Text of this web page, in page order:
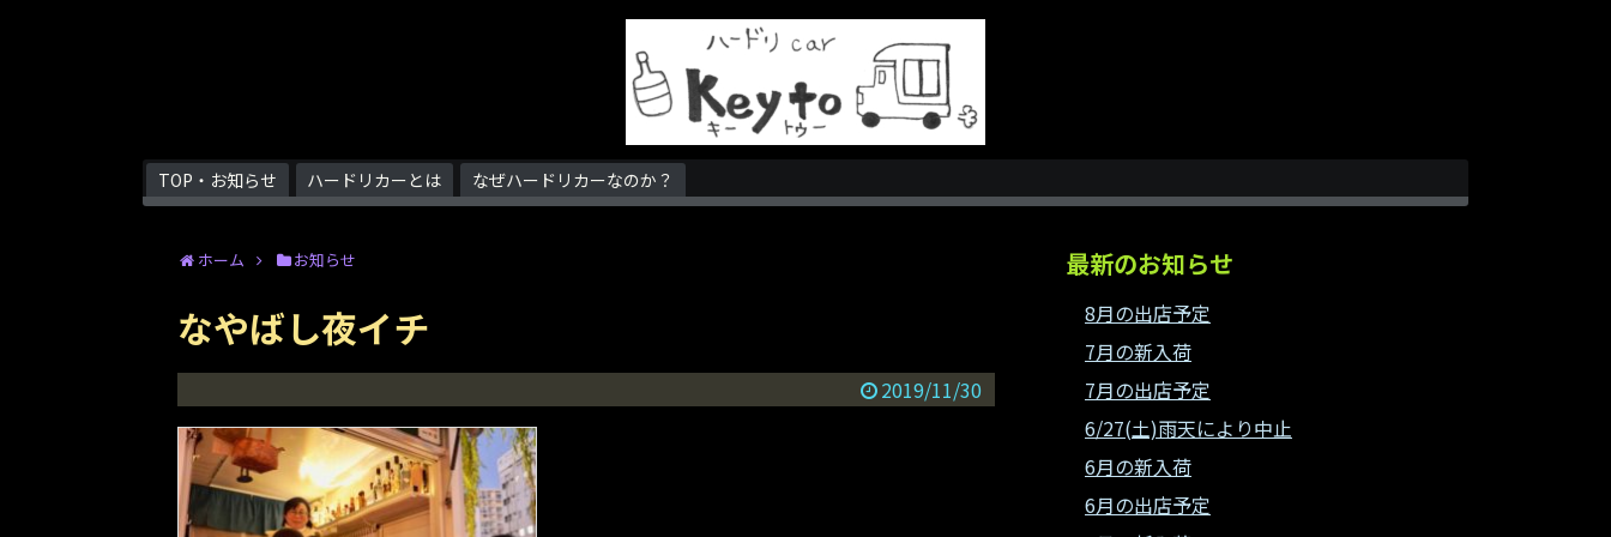
TOP・お知らせ ハードリカーとは なぜハードリカーなのか？
ホーム お知らせ
なやばし夜イチ
2019/11/30
最新のお知らせ
8月の出店予定
7月の新入荷
7月の出店予定
6/27(土)雨天により中止
6月の新入荷
6月の出店予定